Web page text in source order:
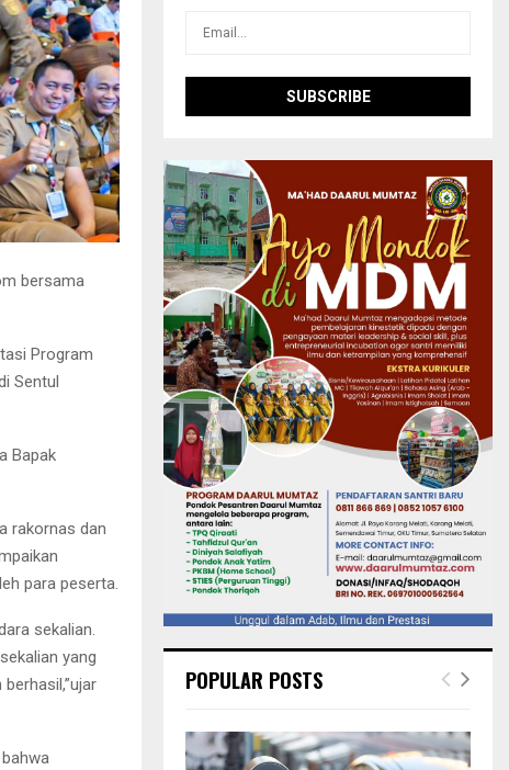
bersama
Program
Sentul
Bapak
rakornas dan
para peserta.
sekalian.
yang
POPULAR POSTS